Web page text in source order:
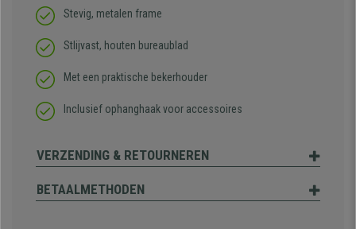
Stevig, metalen frame
Stlijvast, houten bureaublad
Met een praktische bekerhouder
Inclusief ophanghaak voor accessoires
VERZENDING & RETOURNEREN
BETAALMETHODEN